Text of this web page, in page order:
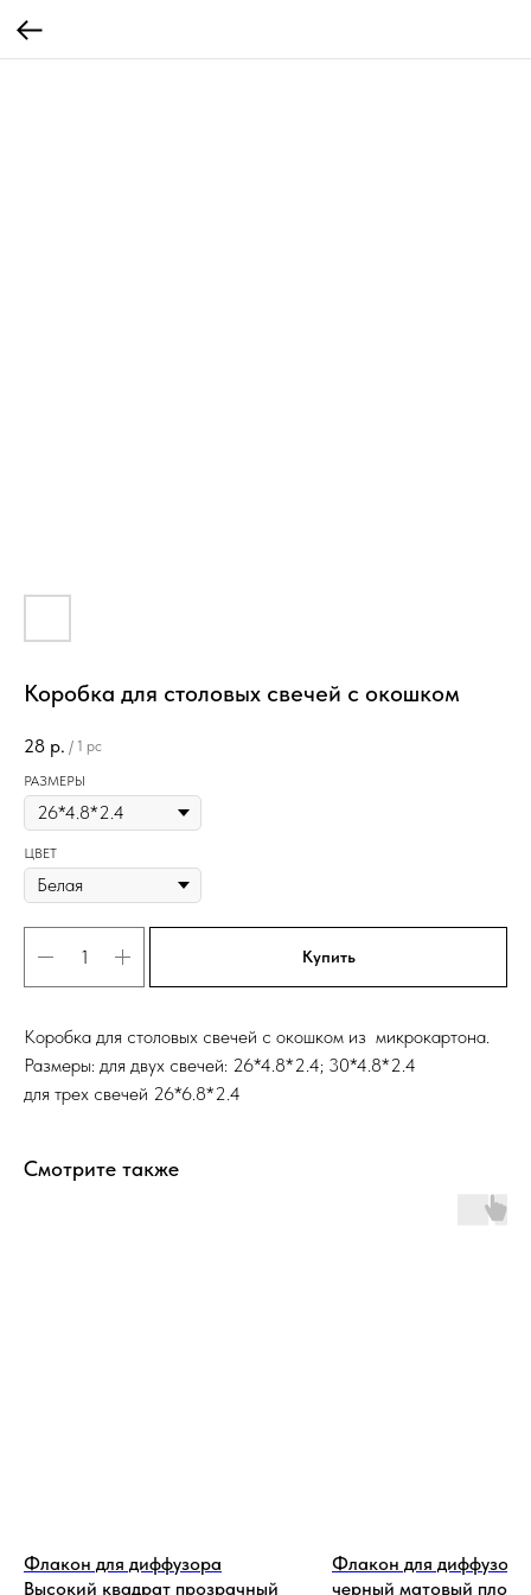
Коробка для столовых свечей с окошком
28 р. / 1 pc
РАЗМЕРЫ
ЦВЕТ
Купить
Коробка для столовых свечей с окошком из микрокартона.
Размеры: для двух свечей: 26*4.8*2.4; 30*4.8*2.4
для трех свечей 26*6.8*2.4
Смотрите также
Флакон для диффузора
Высокий квадрат прозрачный
Флакон для диффузора
черный матовый